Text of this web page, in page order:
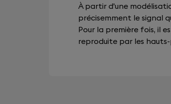
À partir d'une
précisemment le signal
Pour la première fois, il
reproduite par les